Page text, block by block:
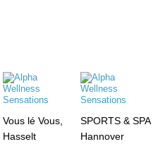
Vous lé Vous,
Hasselt
SPORTS & SPA
Hannover